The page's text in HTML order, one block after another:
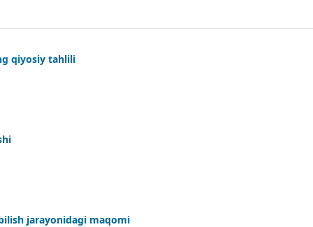
qiyosiy tahlili
jarayonidagi maqomi